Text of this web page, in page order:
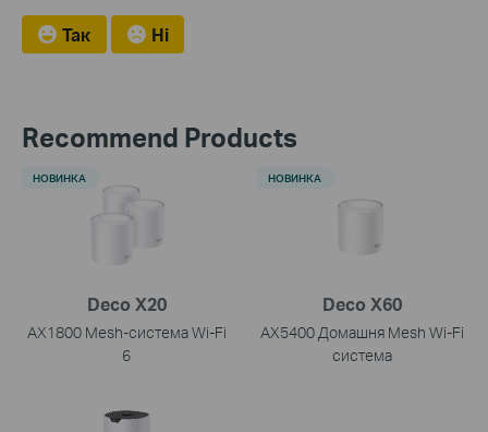
Так Ні
Recommend Products
Deco X20
AX1800 Mesh-система Wi-Fi
6
НОВИНКА
Deco X60
AX5400 Домашня Mesh Wi-Fi
система
НОВИНКА